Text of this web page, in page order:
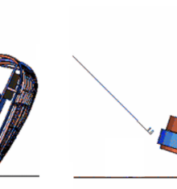
疊層最佳化設計｜
缺陷問題｜Altair EDEM
虛擬實驗室
室
大客車翻覆分析